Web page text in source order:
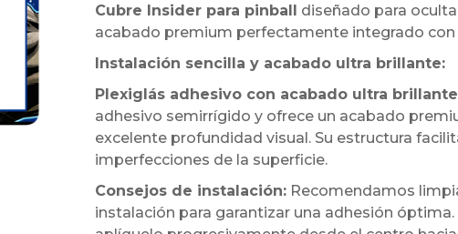
Cubre Insider para pinball diseñado para
acabado premium perfectamente integrado
Instalación sencilla y acabado ultra brillante:
Plexiglás adhesivo con acabado ultra
adhesivo semirrígido y ofrece un acabado
excelente profundidad visual. Su estructura
imperfecciones de la superficie.
Consejos de instalación:Recomendamos
instalación para garantizar una adhesión